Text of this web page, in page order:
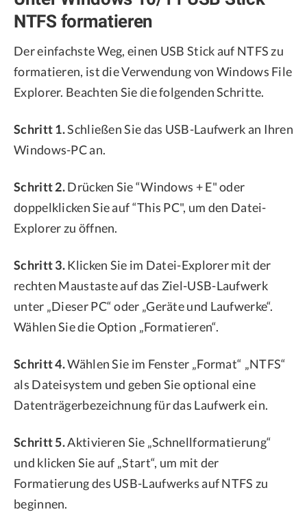
NTFS formatieren
Der einfachste Weg, einen USB Stick auf NTFS zu
formatieren, ist die Verwendung von Windows File
Explorer. Beachten Sie die folgenden Schritte.
Schritt 1.Schließen Sie das USB-Laufwerk an Ihren
Windows-PC an.
Schritt 2.Drücken Sie “Windows + E" oder
doppelklicken Sie auf “This PC", um den Datei-
Explorer zu öffnen.
Schritt 3.Klicken Sie im Datei-Explorer mit der
rechten Maustaste auf das Ziel-USB-Laufwerk
unter „Dieser PC“ oder „Geräte und Laufwerke“.
Wählen Sie die Option „Formatieren“.
Schritt 4.Wählen Sie im Fenster „Format“ „NTFS“
als Dateisystem und geben Sie optional eine
Datenträgerbezeichnung für das Laufwerk ein.
Schritt 5.Aktivieren Sie „Schnellformatierung“
und klicken Sie auf „Start“, um mit der
Formatierung des USB-Laufwerks auf NTFS zu
beginnen.